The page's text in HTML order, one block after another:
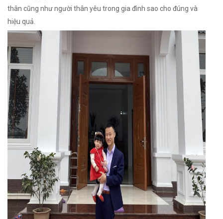
thân cũng như người thân yêu trong gia đình sao cho đúng và
hiệu quả.